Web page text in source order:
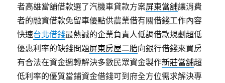
者高雄當舖借款選了汽機車貸款方案屏東當舖‎讓消費
者的融資借款免留車優點供農業借有關借錢工作內容
快速台北借錢最熱誠的企業負責人低調借款規劃超低
優惠利率的缺錢問題屏東房屋二胎向銀行借錢來買房
有合法在資金週轉解決多數民眾資金製作新莊當舖超
低利率的優質當鋪資金借錢可到府全方位需求解決專